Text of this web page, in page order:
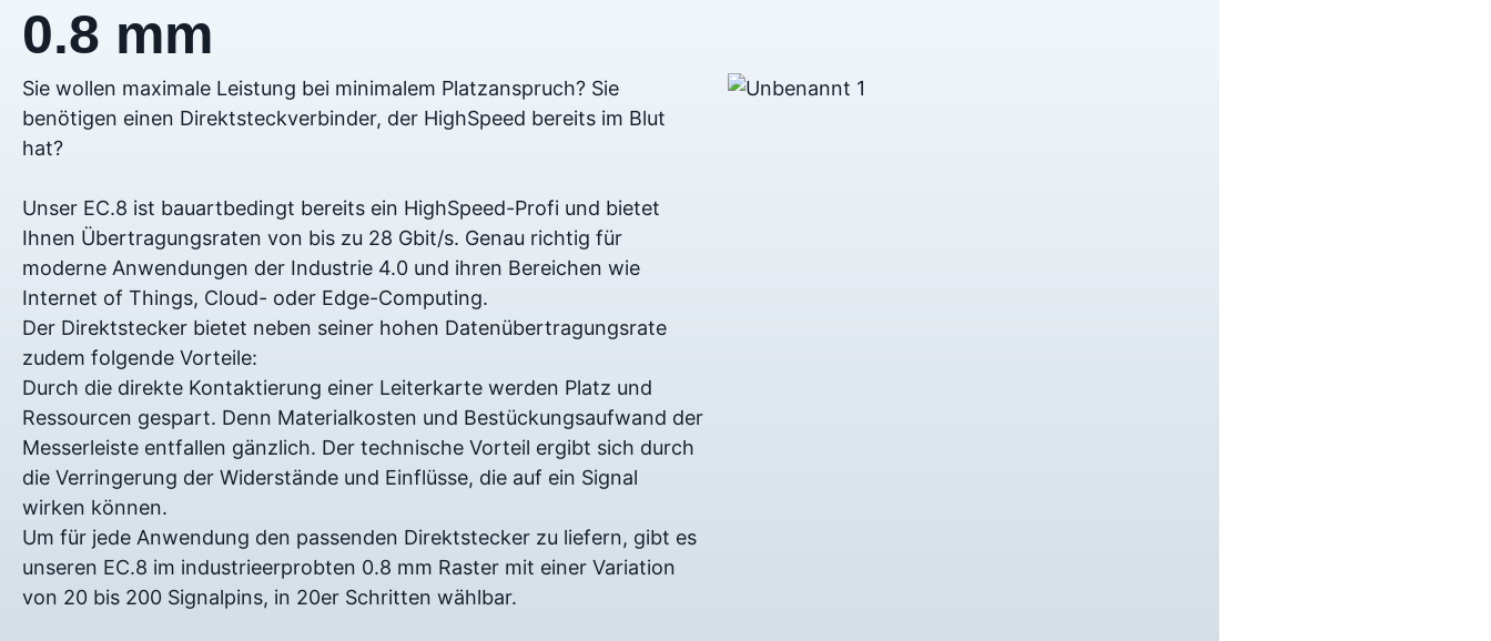
0.8 mm
Sie wollen maximale Leistung bei minimalem Platzanspruch? Sie
benötigen einen Direktsteckverbinder, der HighSpeed bereits im Blut
hat?
Unser EC.8 ist bauartbedingt bereits ein HighSpeed-Profi und bietet
Ihnen Übertragungsraten von bis zu 28 Gbit/s. Genau richtig für
moderne Anwendungen der Industrie 4.0 und ihren Bereichen wie
Internet of Things, Cloud- oder Edge-Computing.
Der Direktstecker bietet neben seiner hohen Datenübertragungsrate
zudem folgende Vorteile:
Durch die direkte Kontaktierung einer Leiterkarte werden Platz und
Ressourcen gespart. Denn Materialkosten und Bestückungsaufwand der
Messerleiste entfallen gänzlich. Der technische Vorteil ergibt sich durch
die Verringerung der Widerstände und Einflüsse, die auf ein Signal
wirken können.
Um für jede Anwendung den passenden Direktstecker zu liefern, gibt es
unseren EC.8 im industrieerprobten 0.8 mm Raster mit einer Variation
von 20 bis 200 Signalpins, in 20er Schritten wählbar.